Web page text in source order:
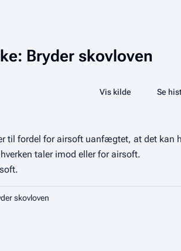
Bryder skovloven
Visninger
Læs
Vis kilde Se
til fordel for airsoft uanfægtet, at det kan
taler imod eller for airsoft.
skovloven